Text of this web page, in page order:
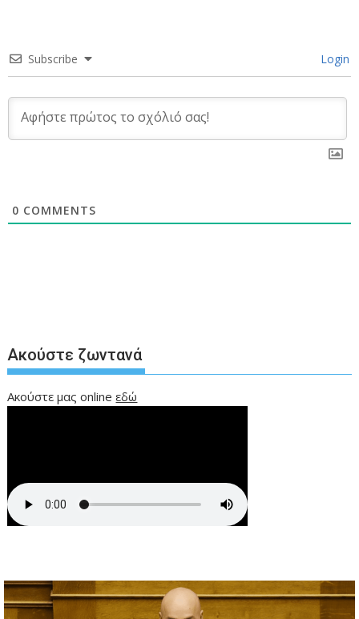
Subscribe Login
0 COMMENTS
Ακούστε ζωντανά
Ακούστε μας onlineεδώ